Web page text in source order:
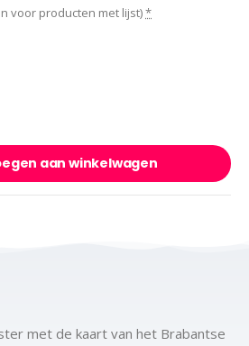
voor producten met lijst)*
aan winkelwagen
met de kaart van het Brabantse